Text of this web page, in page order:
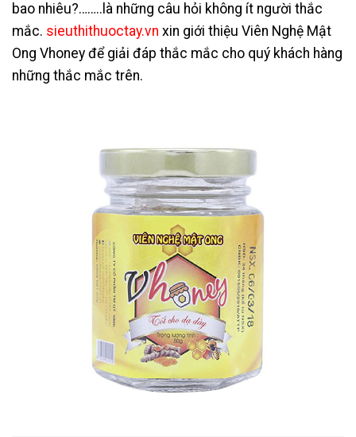
bao nhiêu?……..là những câu hỏi không ít người thắc
mắc. sieuthithuoctay.vn xin giới thiệu Viên Nghệ Mật
Ong Vhoney để giải đáp thắc mắc cho quý khách hàng
những thắc mắc trên.